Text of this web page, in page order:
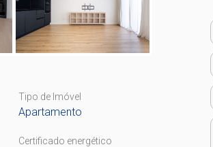
Tipo de Imóvel
Apartamento
Certificado energético